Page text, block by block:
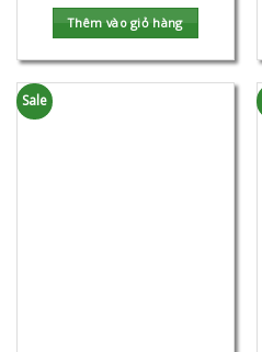
Thêm vào giỏ hàng
Sale